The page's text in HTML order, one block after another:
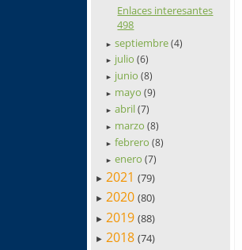
Enlaces interesantes
498
► septiembre(4)
► julio(6)
► junio(8)
► mayo(9)
► abril(7)
► marzo(8)
► febrero(8)
► enero(7)
► 2021 (79)
► 2020 (80)
► 2019 (88)
► 2018 (74)